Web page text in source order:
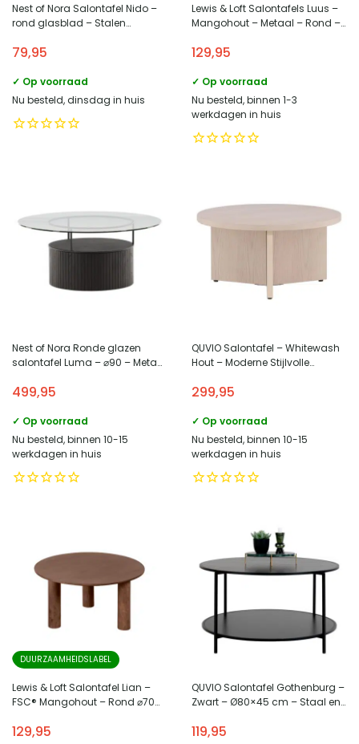
Nest of Nora Salontafel Nido –
rond glasblad – Stalen
79,95
✓ Op voorraad
Nu besteld, dinsdag in huis
Lewis & Loft Salontafels Luus –
Mangohout – Metaal – Rond –
Set van 2
129,95
✓ Op voorraad
Nu besteld, binnen 1-3
werkdagen in huis
Nest of Nora Ronde glazen
salontafel Luma – ⌀90 – Metaal
499,95
✓ Op voorraad
Nu besteld, binnen 10-15
werkdagen in huis
QUVIO Salontafel – Whitewash
Hout – Moderne Stijlvolle
299,95
✓ Op voorraad
Nu besteld, binnen 10-15
werkdagen in huis
DUURZAAMHEIDSLABEL
Lewis & Loft Salontafel Lian –
FSC® Mangohout – Rond ⌀70
129,95
QUVIO Salontafel Gothenburg –
Zwart – Ø80×45 cm – Staal en
119,95